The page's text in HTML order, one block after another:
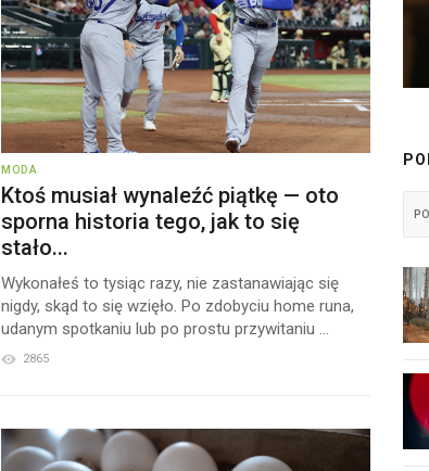
MODA
Ktoś musiał wynaleźć piątkę — oto
sporna historia tego, jak to się
stało...
Wykonałeś to tysiąc razy, nie zastanawiając się
nigdy, skąd to się wzięło. Po zdobyciu home runa,
udanym spotkaniu lub po prostu przywitaniu ...
2865